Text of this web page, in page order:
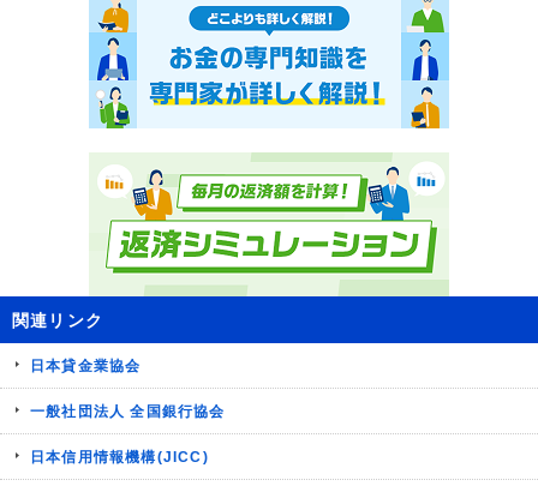
関連リンク
日本貸金業協会
一般社団法人 全国銀行協会
日本信用情報機構(JICC)